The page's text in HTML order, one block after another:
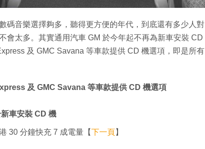
碼音樂選擇夠多，聽得更方便的年代，到底還有多少人對
會太多。其實通用汽車 GM 於今年起不再為新車安裝 CD
及 GMC Savana 等車款提供 CD 機選項，即是所有
及 GMC Savana 等車款提供 CD 機選項
車安裝 CD 機
30 分鐘快充 7 成電量【下一頁】